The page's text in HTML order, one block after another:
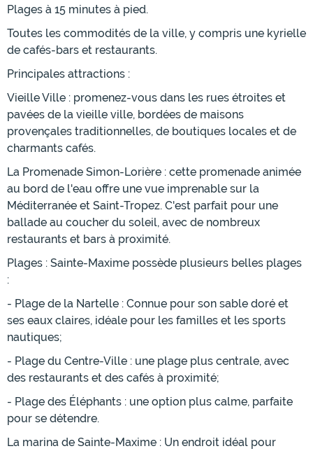
Plages à 15 minutes à pied.
Toutes les commodités de la ville, y compris une kyrielle
de cafés-bars et restaurants.
Principales attractions :
Vieille Ville : promenez-vous dans les rues étroites et
pavées de la vieille ville, bordées de maisons
provençales traditionnelles, de boutiques locales et de
charmants cafés.
La Promenade Simon-Lorière : cette promenade animée
au bord de l'eau offre une vue imprenable sur la
Méditerranée et Saint-Tropez. C'est parfait pour une
ballade au coucher du soleil, avec de nombreux
restaurants et bars à proximité.
Plages : Sainte-Maxime possède plusieurs belles plages
:
- Plage de la Nartelle : Connue pour son sable doré et
ses eaux claires, idéale pour les familles et les sports
nautiques;
- Plage du Centre-Ville : une plage plus centrale, avec
des restaurants et des cafés à proximité;
- Plage des Éléphants : une option plus calme, parfaite
pour se détendre.
La marina de Sainte-Maxime : Un endroit idéal pour